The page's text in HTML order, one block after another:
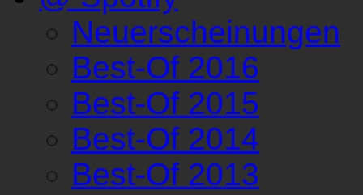
Neuerscheinungen
Best-Of 2016
Best-Of 2015
Best-Of 2014
Best-Of 2013